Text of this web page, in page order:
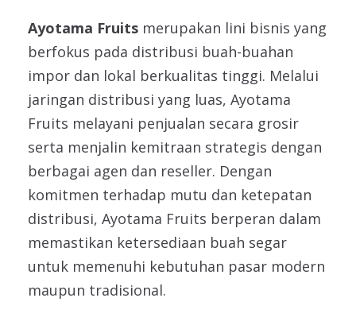
Ayotama Fruits merupakan lini bisnis yang
berfokus pada distribusi buah-buahan
impor dan lokal berkualitas tinggi. Melalui
jaringan distribusi yang luas, Ayotama
Fruits melayani penjualan secara grosir
serta menjalin kemitraan strategis dengan
berbagai agen dan reseller. Dengan
komitmen terhadap mutu dan ketepatan
distribusi, Ayotama Fruits berperan dalam
memastikan ketersediaan buah segar
untuk memenuhi kebutuhan pasar modern
maupun tradisional.